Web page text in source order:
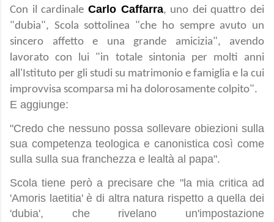
Con il cardinale Carlo Caffarra, uno dei quattro dei
"dubia", Scola sottolinea "che ho sempre avuto un
sincero affetto e una grande amicizia", avendo
lavorato con lui "in totale sintonia per molti anni
all'Istituto per gli studi su matrimonio e famiglia e la cui
improvvisa scomparsa mi ha dolorosamente colpito".
E aggiunge:
"Credo che nessuno possa sollevare obiezioni sulla
sua competenza teologica e canonistica così come
sulla sulla sua franchezza e lealtà al papa".
Scola tiene però a precisare che "la mia critica ad
'Amoris laetitia' è di altra natura rispetto a quella dei
'dubia', che rivelano un'impostazione